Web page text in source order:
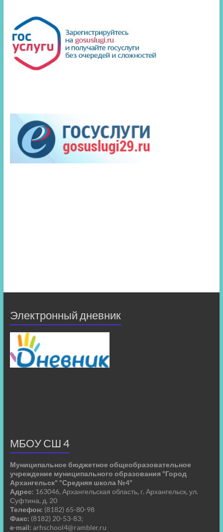
Электронный дневник
МБОУ СШ 4
Муниципальное бюджетное общеобразовательное
учреждение муниципального образования "Город
Архангельск" "Средняя школа №4"
Адрес: 163046, Архангельская область, г. Архангельск, ул.
Суфтина, д. 20
Телефон: (8182) 65-80-98
Факс: (8182) 20-53-83;
e-mail: arhschool4@rambler.ru